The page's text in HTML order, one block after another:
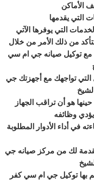
الأماكن
التي يوفرها الآتي
من ذلك الأمر من خلال
مع توكيل صيانه جي ام سي
تواجهك مع أجهزتك جي
هو أن تراقب الجهاز
أداء الأدوار المطلوبة
لك من مركز صيانه جي
بها توكيل جي ام سي كفر